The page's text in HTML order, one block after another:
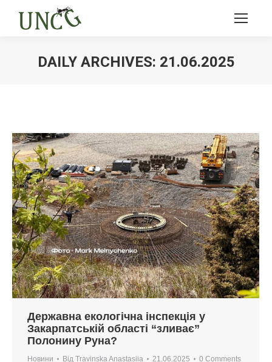
DAILY ARCHIVES: 21.06.2025
Державна екологічна інспекція у
Закарпатській області “зливає”
Полонину Руна?
Новини Від Travinska Anastasiia 21.06.2025 0 Comments